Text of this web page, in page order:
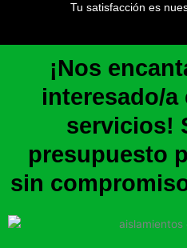
Tu satisfacción es
¡Nos
interesado/
servicios!
presupuesto
sin